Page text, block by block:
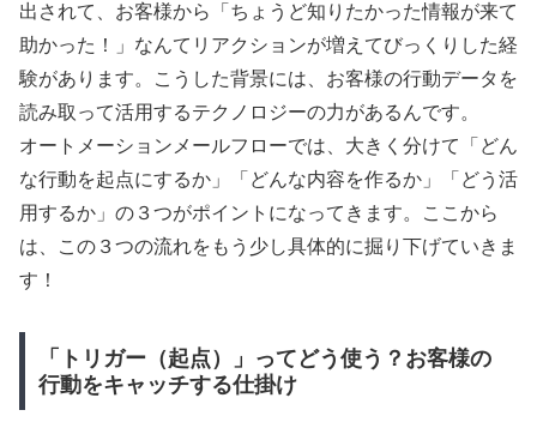
出されて、お客様から「ちょうど知りたかった情報が来て
助かった！」なんてリアクションが増えてびっくりした経
験があります。こうした背景には、お客様の行動データを
読み取って活用するテクノロジーの力があるんです。
オートメーションメールフローでは、大きく分けて「どん
な行動を起点にするか」「どんな内容を作るか」「どう活
用するか」の３つがポイントになってきます。ここから
は、この３つの流れをもう少し具体的に掘り下げていきま
す！
「トリガー（起点）」ってどう使う？お客様の
行動をキャッチする仕掛け